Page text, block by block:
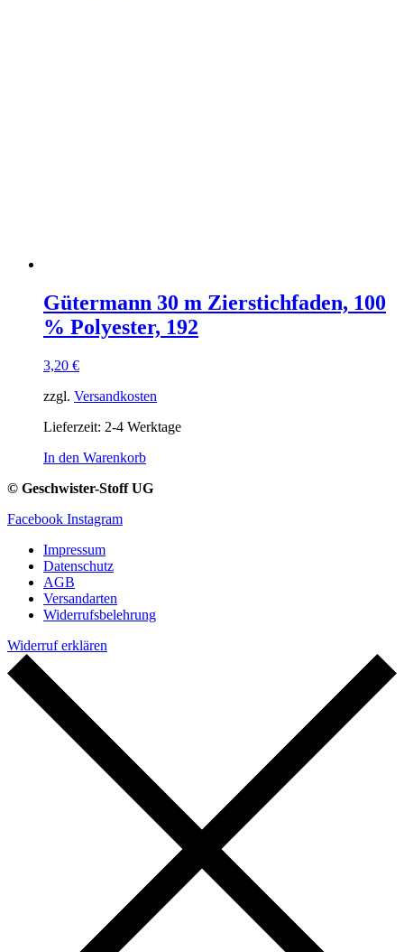
Gütermann 30 m Zierstichfaden, 100
% Polyester, 192
3,20 €
zzgl. Versandkosten
Lieferzeit: 2-4 Werktage
In den Warenkorb
© Geschwister-Stoff UG
Facebook Instagram
Impressum
Datenschutz
AGB
Versandarten
Widerrufsbelehrung
Widerruf erklären